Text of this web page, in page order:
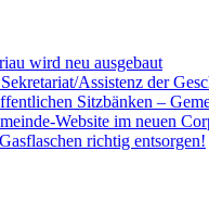
wird neu ausgebaut
Assistenz der
Sitzbänken –
Website im neuen
richtig entsorgen!